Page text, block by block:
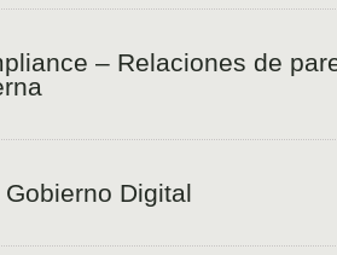
– Relaciones de
Digital